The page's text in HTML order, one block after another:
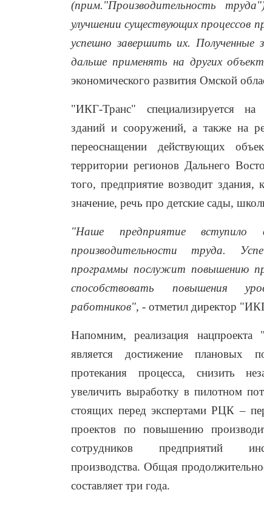
(прим."Производительность
улучшении существующих процессов
успешно завершить их.
дальше применять на других
экономического развития Омской
"ИКГ-Транс" специализируется на
зданий и сооружений, а также на
переоснащении действующих
территории регионов Дальнего
того, предприятие возводит здания,
значение, речь про детские сады,
"Наше предприятие вступило
производительности труда.
программы послужит повышению
способствовать повышения
работников", - отметил директор
Напомним, реализация нацпроекта
является достижение плановых
протекания процесса, снизить
увеличить выработку в пилотном
стоящих перед экспертами РЦК –
проектов по повышению
сотрудников предприятий
производства. Общая
составляет три года.